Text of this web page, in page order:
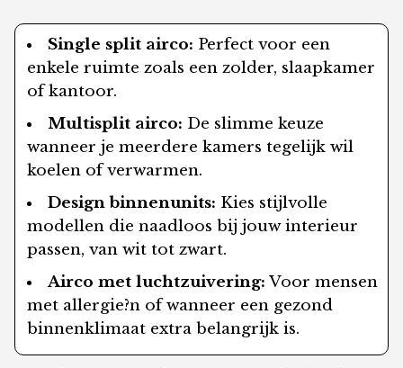
Single split airco: Perfect voor een
enkele ruimte zoals een zolder, slaapkamer
of kantoor.
Multisplit airco: De slimme keuze
wanneer je meerdere kamers tegelijk wil
koelen of verwarmen.
Design binnenunits: Kies stijlvolle
modellen die naadloos bij jouw interieur
passen, van wit tot zwart.
Airco met luchtzuivering: Voor mensen
met allergie?n of wanneer een gezond
binnenklimaat extra belangrijk is.